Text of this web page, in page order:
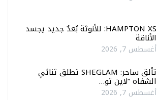
HAMPTON XS: للأنوثة بُعدٌ جديد يجسد
الأناقة
أغسطس 7, 2026
تألق ساحر: SHEGLAM تطلق ثنائي
الشفاه “لاين تو…
أغسطس 7, 2026